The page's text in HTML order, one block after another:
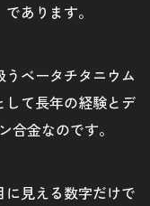
あります。
ベータチタニウム
て長年の経験とデ
合金なのです。
見える数字だけで